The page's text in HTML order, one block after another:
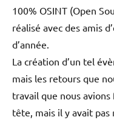
100% OSINT (Open
réalisé avec des amis
d’année.
La création d’un tel
mais les retours que
travail que nous avions
tête, mais il y avait pas